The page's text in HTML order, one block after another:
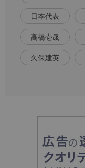
日本代表
高橋壱晟
久保建英